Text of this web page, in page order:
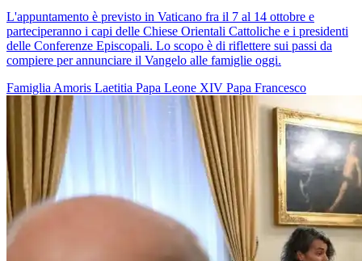
L'appuntamento è previsto in Vaticano fra il 7 al 14 ottobre e
parteciperanno i capi delle Chiese Orientali Cattoliche e i presidenti
delle Conferenze Episcopali. Lo scopo è di riflettere sui passi da
compiere per annunciare il Vangelo alle famiglie oggi.
Famiglia Amoris Laetitia Papa Leone XIV Papa Francesco